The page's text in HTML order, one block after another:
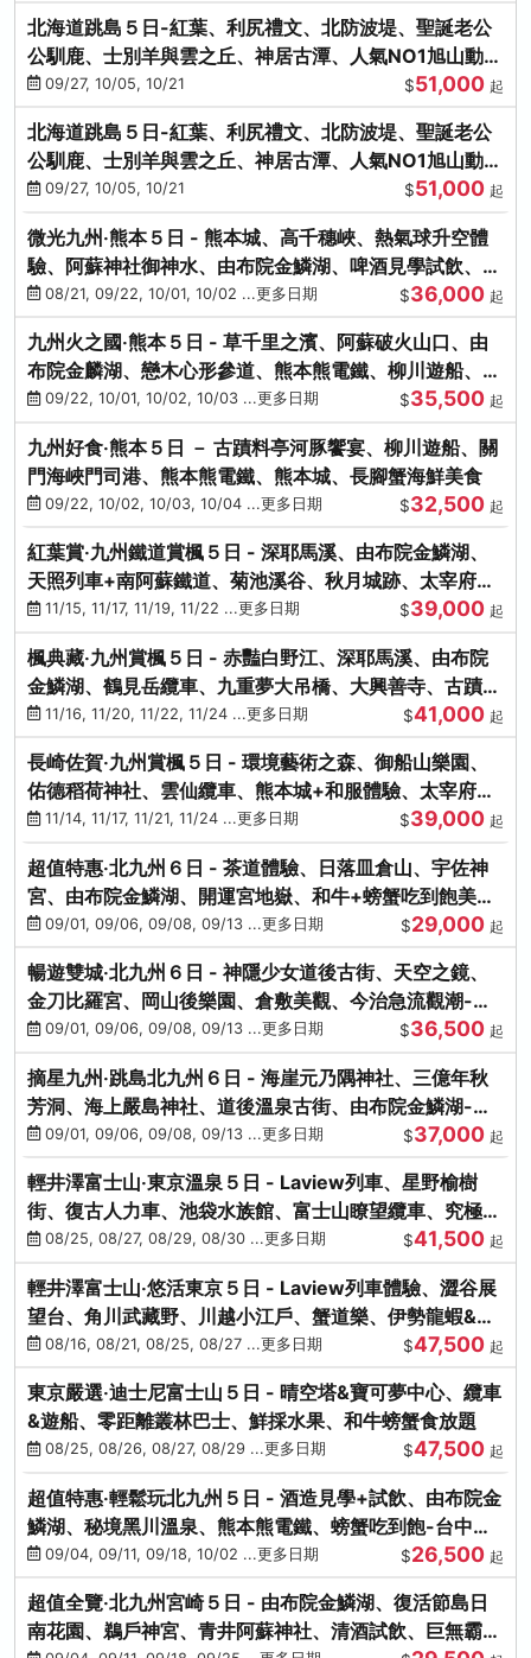
北海道跳島５日-紅葉、利尻禮文、北防波堤、聖誕老公
公馴鹿、士別羊與雲之丘、神居古潭、人氣NO1旭山動物
園、海膽涮涮鍋
09/27, 10/05, 10/21 $51,000 起
北海道跳島５日-紅葉、利尻禮文、北防波堤、聖誕老公
公馴鹿、士別羊與雲之丘、神居古潭、人氣NO1旭山動物
園、海膽涮涮鍋
09/27, 10/05, 10/21 $51,000 起
微光九州‧熊本５日 - 熊本城、高千穗峽、熱氣球升空體
驗、阿蘇神社御神水、由布院金鱗湖、啤酒見學試飲、豪
華海鮮盛宴
08/21, 09/22, 10/01, 10/02 ...更多日期 $36,000 起
九州火之國‧熊本５日 - 草千里之濱、阿蘇破火山口、由
布院金麟湖、戀木心形參道、熊本熊電鐵、柳川遊船、地
獄蒸DIY
09/22, 10/01, 10/02, 10/03 ...更多日期 $35,500 起
九州好食‧熊本５日 － 古蹟料亭河豚饗宴、柳川遊船、關
門海峽門司港、熊本熊電鐵、熊本城、長腳蟹海鮮美食
09/22, 10/02, 10/03, 10/04 ...更多日期 $32,500 起
紅葉賞‧九州鐵道賞楓５日 - 深耶馬溪、由布院金鱗湖、
天照列車+南阿蘇鐵道、菊池溪谷、秋月城跡、太宰府天
滿宮、竈門神社
11/15, 11/17, 11/19, 11/22 ...更多日期 $39,000 起
楓典藏‧九州賞楓５日 - 赤豔白野江、深耶馬溪、由布院
金鱗湖、鶴見岳纜車、九重夢大吊橋、大興善寺、古蹟河
豚+和牛饗宴
11/16, 11/20, 11/22, 11/24 ...更多日期 $41,000 起
長崎佐賀‧九州賞楓５日 - 環境藝術之森、御船山樂園、
佑德稻荷神社、雲仙纜車、熊本城+和服體驗、太宰府天
滿宮、光明禪寺
11/14, 11/17, 11/21, 11/24 ...更多日期 $39,000 起
超值特惠‧北九州６日 - 茶道體驗、日落皿倉山、宇佐神
宮、由布院金鱗湖、開運宮地嶽、和牛+螃蟹吃到飽美
饌-台中出發
09/01, 09/06, 09/08, 09/13 ...更多日期 $29,000 起
暢遊雙城‧北九州６日 - 神隱少女道後古街、天空之鏡、
金刀比羅宮、岡山後樂園、倉敷美觀、今治急流觀潮-台
中出發
09/01, 09/06, 09/08, 09/13 ...更多日期 $36,500 起
摘星九州‧跳島北九州６日 - 海崖元乃隅神社、三億年秋
芳洞、海上嚴島神社、道後溫泉古街、由布院金鱗湖-台
中出發
09/01, 09/06, 09/08, 09/13 ...更多日期 $37,000 起
輕井澤富士山‧東京溫泉５日 - Laview列車、星野榆樹
街、復古人力車、池袋水族館、富士山瞭望纜車、究極海
鮮食放題
08/25, 08/27, 08/29, 08/30 ...更多日期 $41,500 起
輕井澤富士山‧悠活東京５日 - Laview列車體驗、澀谷展
望台、角川武藏野、川越小江戶、蟹道樂、伊勢龍蝦&海
膽生魚片
08/16, 08/21, 08/25, 08/27 ...更多日期 $47,500 起
東京嚴選‧迪士尼富士山５日 - 晴空塔&寶可夢中心、纜車
&遊船、零距離叢林巴士、鮮採水果、和牛螃蟹食放題
08/25, 08/26, 08/27, 08/29 ...更多日期 $47,500 起
超值特惠‧輕鬆玩北九州５日 - 酒造見學+試飲、由布院金
鱗湖、秘境黑川溫泉、熊本熊電鐵、螃蟹吃到飽-台中出
發09/04, 09/11, 09/18, 10/02 ...更多日期 $26,500 起
超值全覽‧北九州宮崎５日 - 由布院金鱗湖、復活節島日
南花園、鵜戶神宮、青井阿蘇神社、清酒試飲、巨無霸熊